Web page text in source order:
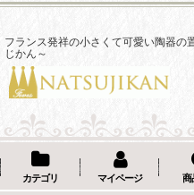
フランス発祥の小さくて可愛い陶器の
じかん～
カテゴリ マイページ 商